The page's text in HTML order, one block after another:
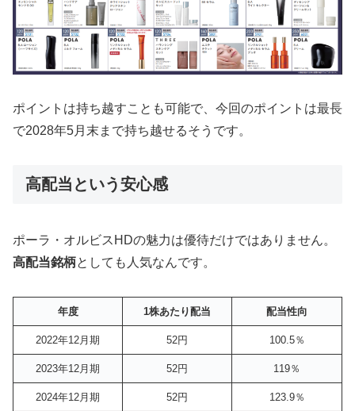
ポイントは持ち越すことも可能で、今回のポイントは最長
で2028年5月末まで持ち越せるそうです。
高配当という安心感
ポーラ・オルビスHDの魅力は優待だけではありません。
高配当銘柄としても人気なんです。
年度 1株あたり配当 配当性向
2022年12月期 52円 100.5％
2023年12月期 52円 119％
2024年12月期 52円 123.9％